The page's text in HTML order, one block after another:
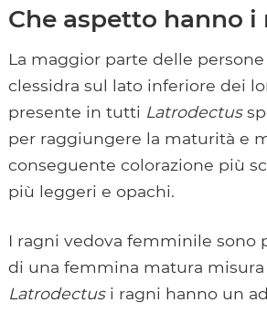
Che aspetto hanno i
La maggior parte delle
clessidra sul lato inferiore dei
presente in tutti Latrodectus
per raggiungere la maturità e
conseguente colorazione più
più leggeri e opachi.
I ragni vedova femminile sono
di una femmina matura
Latrodectusi ragni hanno un